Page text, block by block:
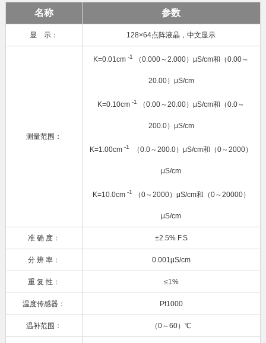
名称 参数
显 示： 128×64点阵液晶，中文显示
测量范围：
K=0.01cm-1 （0.000～2.000）μS/cm和（0.00～
20.00）μS/cm
K=0.10cm-1 （0.00～20.00）μS/cm和（0.0～
200.0）μS/cm
K=1.00cm-1 （0.0～200.0）μS/cm和（0～2000）
μS/cm
K=10.0cm -1 （0～2000）μS/cm和（0～20000）
μS/cm
准 确 度： ±2.5% F.S
分 辨 率： 0.001μS/cm
重 复 性： ≤1%
温度传感器： Pt1000
温补范围： （0～60）℃